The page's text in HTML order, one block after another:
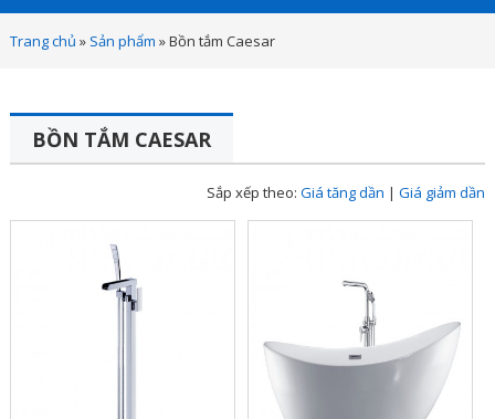
Trang chủ » Sản phẩm »Bồn tắm Caesar
BỒN TẮM CAESAR
Sắp xếp theo:Giá tăng dần |Giá giảm dần